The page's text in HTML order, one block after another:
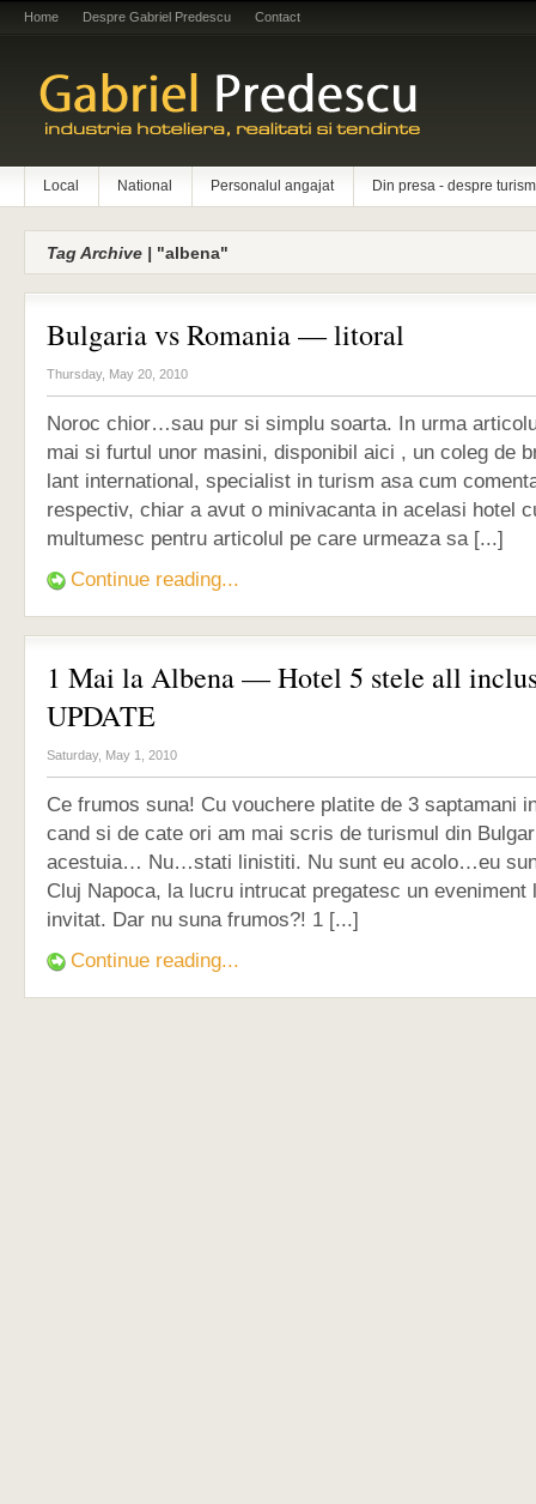
Home Despre Gabriel Predescu Contact
Local National Personalul angajat Din presa - despre turism
Tag Archive | "albena"
Bulgaria vs Romania — litoral
Thursday, May 20, 2010
Noroc chior…sau pur si simplu soarta. In urma
mai si furtul unor masini, disponibil aici , un coleg de
lant international, specialist in turism asa cum
respectiv, chiar a avut o minivacanta in acelasi hotel
multumesc pentru articolul pe care urmeaza sa [...]
Continue reading...
1 Mai la Albena — Hotel 5 stele all
UPDATE
Saturday, May 1, 2010
Ce frumos suna! Cu vouchere platite de 3 saptamani
cand si de cate ori am mai scris de turismul din
acestuia… Nu…stati linistiti. Nu sunt eu acolo…eu
Cluj Napoca, la lucru intrucat pregatesc un eveniment
invitat. Dar nu suna frumos?! 1 [...]
Continue reading...